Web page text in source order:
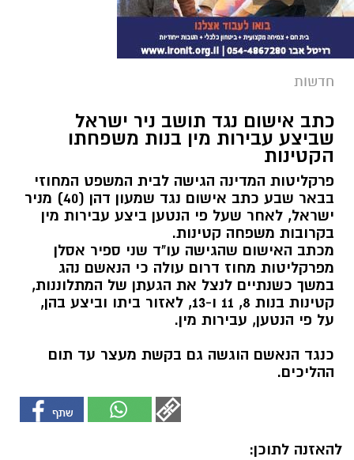
חדשות
כתב אישום נגד תושב ניר ישראל
שביצע עבירות מין בנות משפחתו
הקטינות
פרקליטות המדינה הגישה לבית המשפט המחוזי
בבאר שבע כתב אישום נגד שמעון דהן (40) מניר
ישראל, לאחר שעל פי הנטען ביצע עבירות מין
בקרובות משפחה קטינות.
מכתב האישום שהגישה עו"ד שני ספיר אסלן
מפרקליטות מחוז דרום עולה כי הנאשם נהג
במשך כשנתיים לנצל את הגעתן של המתלוננות,
קטינות בנות 8, 11 ו-13, לאזור ביתו וביצע בהן,
על פי הנטען, עבירות מין.
כנגד הנאשם הוגשה גם בקשת מעצר עד תום
ההליכים.
להאזנה לתוכן: